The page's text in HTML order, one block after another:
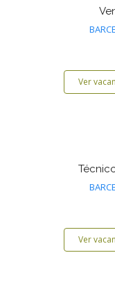
Ver
Ver